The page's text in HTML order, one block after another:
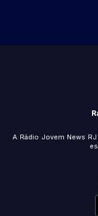
A Rádio Jovem News